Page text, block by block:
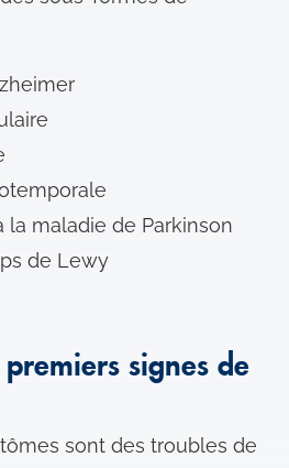
la maladie de Parkinson
de Lewy
signes de
sont des troubles de